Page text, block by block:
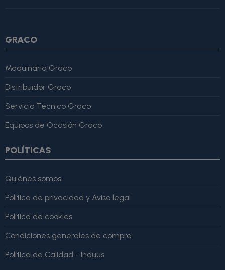
GRACO
Maquinaria Graco
Distribuidor Graco
Servicio Técnico Graco
Equipos de Ocasión Graco
POLÍTICAS
Quiénes somos
Política de privacidad y Aviso legal
Política de cookies
Condiciones generales de compra
Política de Calidad - Induus